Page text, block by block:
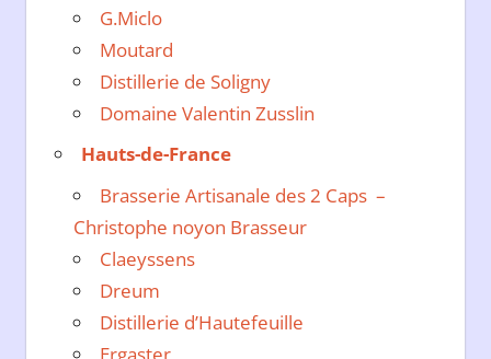
G.Miclo
Moutard
Distillerie de Soligny
Domaine Valentin Zusslin
Hauts-de-France
Brasserie Artisanale des 2 Caps –
Christophe noyon Brasseur
Claeyssens
Dreum
Distillerie d’Hautefeuille
Ergaster